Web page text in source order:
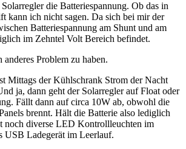
die Batteriespannung. Ob das in
kann ich nicht sagen. Da sich bei mir der
Batteriespannung am Shunt und am
im Zehntel Volt Bereich befindet.
anderes Problem zu haben.
Mittags der Kühlschrank Strom der Nacht
ja, dann geht der Solarregler auf Float oder
Fällt dann auf circa 10W ab, obwohl die
brennt. Hält die Batterie also lediglich
noch diverse LED Kontrollleuchten im
USB Ladegerät im Leerlauf.